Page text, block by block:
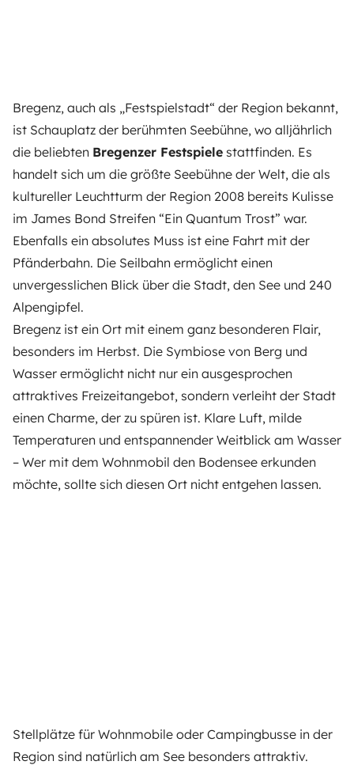
Bregenz, auch als „Festspielstadt“ der Region bekannt,
ist Schauplatz der berühmten Seebühne, wo alljährlich
die beliebten Bregenzer Festspiele stattfinden. Es
handelt sich um die größte Seebühne der Welt, die als
kultureller Leuchtturm der Region 2008 bereits Kulisse
im James Bond Streifen “Ein Quantum Trost” war.
Ebenfalls ein absolutes Muss ist eine Fahrt mit der
Pfänderbahn. Die Seilbahn ermöglicht einen
unvergesslichen Blick über die Stadt, den See und 240
Alpengipfel.
Bregenz ist ein Ort mit einem ganz besonderen Flair,
besonders im Herbst. Die Symbiose von Berg und
Wasser ermöglicht nicht nur ein ausgesprochen
attraktives Freizeitangebot, sondern verleiht der Stadt
einen Charme, der zu spüren ist. Klare Luft, milde
Temperaturen und entspannender Weitblick am Wasser
– Wer mit dem Wohnmobil den Bodensee erkunden
möchte, sollte sich diesen Ort nicht entgehen lassen.
Stellplätze für Wohnmobile oder Campingbusse in der
Region sind natürlich am See besonders attraktiv.